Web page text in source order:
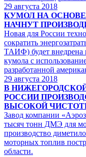
29 августа 2018
КУМОЛ НА
НАЧНУТ
Новая для России
сократить
ТАИФ) будет внедрена
кумола с
разработанной
29 августа 2018
В
РОССИИ
ВЫСОКОЙ
Завод компании
тысяч тонн ДМЭ для
производство
моторных топлив
области.